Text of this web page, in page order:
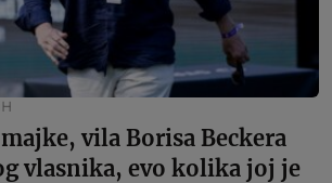
vila Borisa Beckera
vlasnika, evo kolika joj je